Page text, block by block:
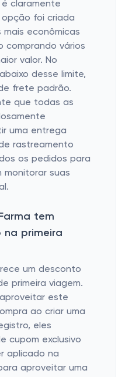
claramente
foi criada
econômicas
comprando vários
valor. No
desse limite,
frete padrão.
que todas as
uma entrega
rastreamento
os pedidos para
monitorar suas
tem
na primeira
um desconto
primeira viagem.
este
ao criar uma
eles
cupom exclusivo
aplicado na
aproveitar uma